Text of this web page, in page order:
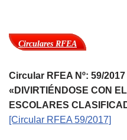
Circulares RFEA
Circular RFEA Nº: 59/
«DIVIRTIÉNDOSE CON
ESCOLARES
[Circular RFEA 59/2017]